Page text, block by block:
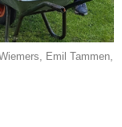
Emil Tammen,